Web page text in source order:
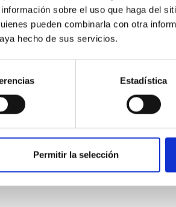
sobre el uso que haga del
pueden combinarla con otra
hecho de sus servicios.
Estadística
Permitir la selección
en colaboración
de campo LGS-AO sean